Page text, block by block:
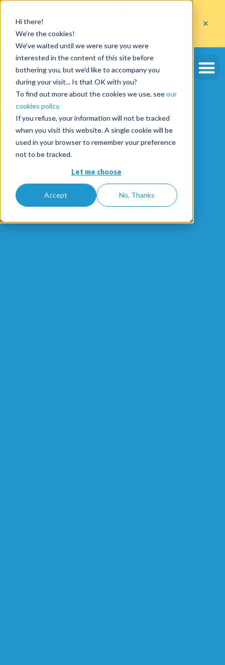
Hi there!
We're the cookies!
We've waited until we were sure you were
interested in the content of this site before
bothering you, but we'd like to accompany you
during your visit... Is that OK with you?
To find out more about the cookies we use, seeour
cookies policy.
If you refuse, your information will not be tracked
when you visit this website. A single cookie will be
used in your browser to remember your preference
not to be tracked.
Let me choose
Accept No, Thanks
al abrir una cuenta con el código
hasta el 30/09/2026*
Aprovechar la oferta
×